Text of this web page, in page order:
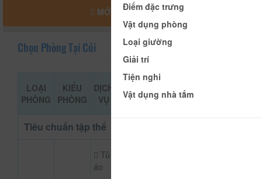
MỞ RỘNG BẢN ĐỒ
Chọn Phòng Tại Củi
LOẠI
PHÒNG
KIỂU
PHÒNG
DỊCH
VỤ
KHẢO
Tiêu chuẩn tập thể
Tủ
áo
Điểm đặc trưng
Vật dụng phòng
Loại giường
Giải trí
Tiện nghi
Vật dụng nhà tắm